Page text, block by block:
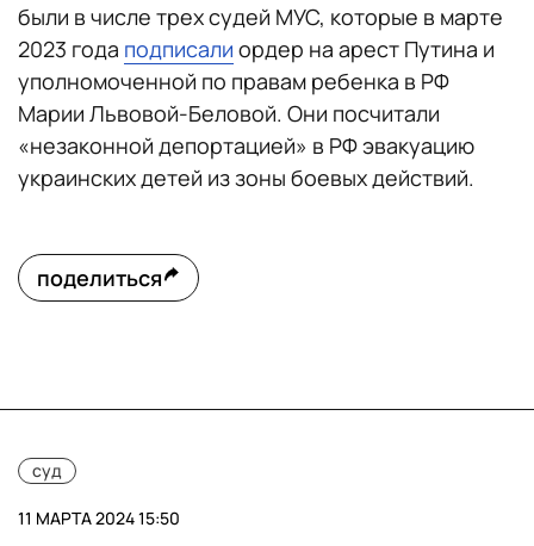
были в числе трех судей МУС, которые в марте
2023 года подписали ордер на арест Путина и
уполномоченной по правам ребенка в РФ
Марии Львовой-Беловой. Они посчитали
«незаконной депортацией» в РФ эвакуацию
украинских детей из зоны боевых действий.
поделиться
суд
11 МАРТА 2024 15:50